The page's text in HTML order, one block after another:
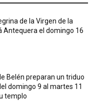
de la Virgen de la
Antequera el domingo 16
Belén preparan un triduo
domingo 9 al martes 11
templo